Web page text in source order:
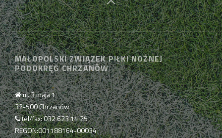
MAŁOPOLSKI ZWIĄZEK PIŁKI NOŻNEJ
PODOKRĘG CHRZANÓW
ul. 3 maja 1
32-500 Chrzanów
tel/fax: 032 623 14 25
REGON:001188164-00034